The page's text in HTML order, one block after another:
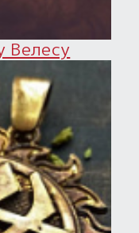
Велесу